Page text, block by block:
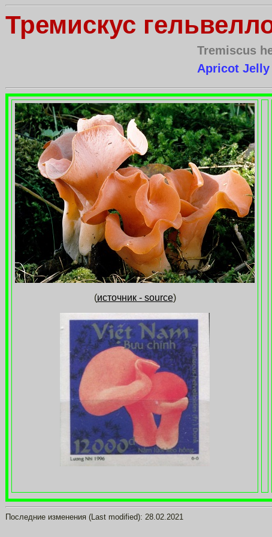
Тремискус
Tremiscus
Apricot Jelly
(источник - source)
Последние изменения (Last modified): 28.02.2021